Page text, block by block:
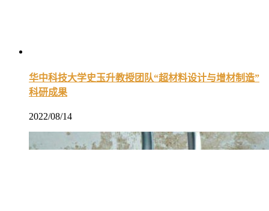
华中科技大学史玉升教授团队“超材料设计与增材制造”
科研成果​
2022/08/14